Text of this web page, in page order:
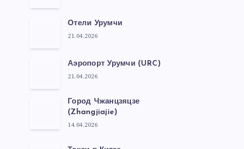
Отели Урумчи
21.04.2026
Аэропорт Урумчи (URC)
21.04.2026
Город Чжанцзяцзе
(Zhangjiajie)
14.04.2026